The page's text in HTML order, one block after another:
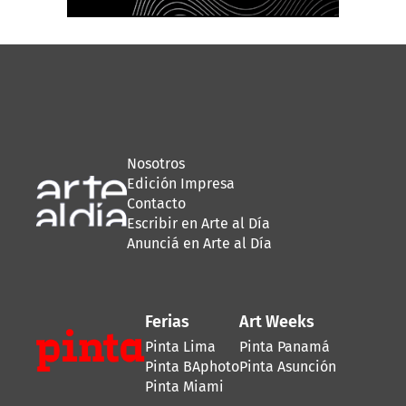
Nosotros
Edición Impresa
Contacto
Escribir en Arte al Día
Anunciá en Arte al Día
Ferias
Pinta Lima
Pinta BAphoto
Pinta Miami
Art Weeks
Pinta Panamá
Pinta Asunción